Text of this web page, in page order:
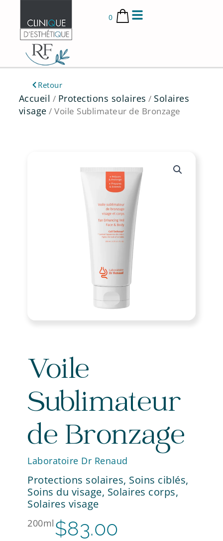
contenu
0
Retour
Accueil / Protections solaires / Solaires
visage / Voile Sublimateur de Bronzage
Voile
Sublimateur
de Bronzage
Laboratoire Dr Renaud
Protections solaires, Soins ciblés,
Soins du visage, Solaires corps,
Solaires visage
200ml$83.00